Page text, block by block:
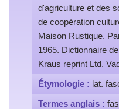
d'agriculture et des
de coopération
Maison Rustique.
1965. Dictionnaire
Kraus reprint Ltd.
Étymologie : lat.
Termes anglais :